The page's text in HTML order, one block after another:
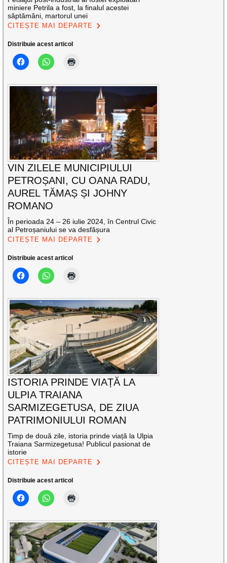
miniere Petrila a fost, la finalul acestei
săptămâni, martorul unei
CITEȘTE MAI DEPARTE
Distribuie acest articol
VIN ZILELE MUNICIPIULUI
PETROȘANI, CU OANA RADU,
AUREL TĂMAȘ ȘI JOHNY
ROMANO
În perioada 24 – 26 iulie 2024, în Centrul Civic
al Petroșaniului se va desfășura
CITEȘTE MAI DEPARTE
Distribuie acest articol
ISTORIA PRINDE VIAȚĂ LA
ULPIA TRAIANA
SARMIZEGETUSA, DE ZIUA
PATRIMONIULUI ROMAN
Timp de două zile, istoria prinde viață la Ulpia
Traiana Sarmizegetusa! Publicul pasionat de
istorie
CITEȘTE MAI DEPARTE
Distribuie acest articol